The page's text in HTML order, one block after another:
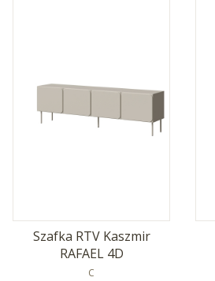
Szafka RTV Kaszmir
RAFAEL 4D
PRODUCENT
C